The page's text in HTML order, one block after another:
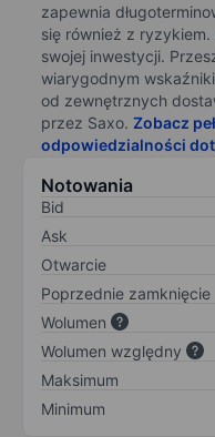
zapewnia
się również z
swojej inwestycji.
wiarygodnym
od zewnętrznych
przez Saxo. Zobacz
odpowiedzialności
Notowania
Bid
Ask
Otwarcie
Poprzednie zamknięcie
Wolumen
Wolumen względny
Maksimum
Minimum